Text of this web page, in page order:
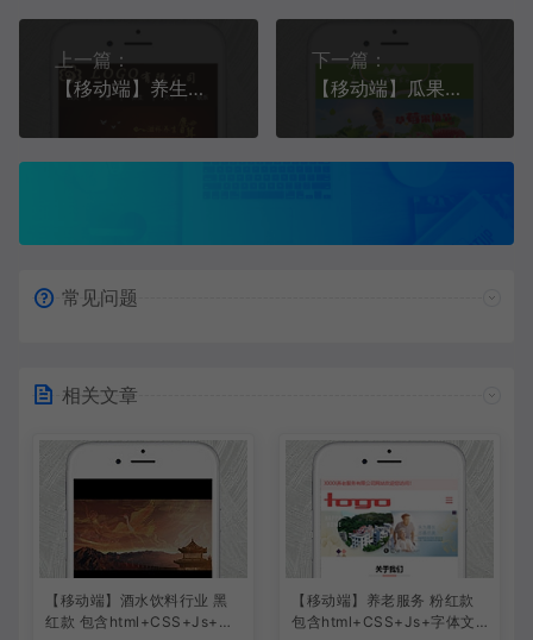
上一篇：
【移动端】养生常识 棕色款 包含html+CSS+Js+字体文件全套
下一篇：
【移动端】瓜果蔬菜 绿色款 包含html+CSS+Js+字体文件全套
常见问题
相关文章
【移动端】酒水饮料行业 黑
红款 包含html+CSS+Js+字
【移动端】养老服务 粉红款
包含html+CSS+Js+字体文